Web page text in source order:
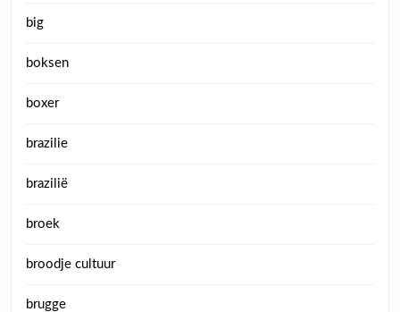
big
boksen
boxer
brazilie
brazilië
broek
broodje cultuur
brugge